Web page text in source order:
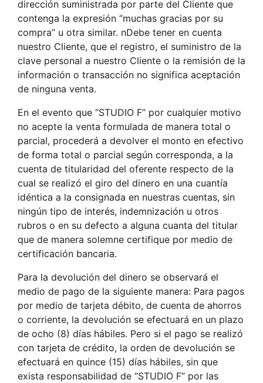
dirección suministrada por parte del Cliente que
contenga la expresión “muchas gracias por su
compra” u otra similar. nDebe tener en cuenta
nuestro Cliente, que el registro, el suministro de la
clave personal a nuestro Cliente o la remisión de la
información o transacción no significa aceptación
de ninguna venta.
En el evento que “STUDIO F” por cualquier motivo
no acepte la venta formulada de manera total o
parcial, procederá a devolver el monto en efectivo
de forma total o parcial según corresponda, a la
cuenta de titularidad del oferente respecto de la
cual se realizó el giro del dinero en una cuantía
idéntica a la consignada en nuestras cuentas, sin
ningún tipo de interés, indemnización u otros
rubros o en su defecto a alguna cuanta del titular
que de manera solemne certifique por medio de
certificación bancaria.
Para la devolución del dinero se observará el
medio de pago de la siguiente manera: Para pagos
por medio de tarjeta débito, de cuenta de ahorros
o corriente, la devolución se efectuará en un plazo
de ocho (8) días hábiles. Pero si el pago se realizó
con tarjeta de crédito, la orden de devolución se
efectuará en quince (15) días hábiles, sin que
exista responsabilidad de “STUDIO F” por las